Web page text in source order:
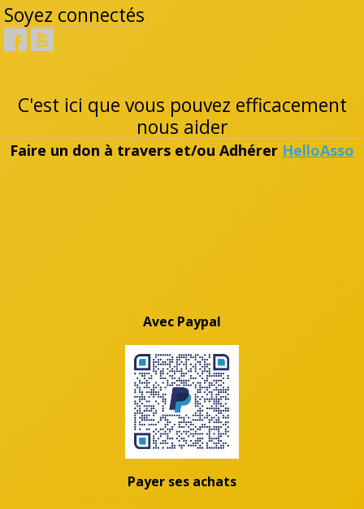
Soyez connectés
C'est ici que vous pouvez efficacement
nous aider
Faire un don à travers et/ou Adhérer HelloAsso
Avec Paypal
Payer ses achats